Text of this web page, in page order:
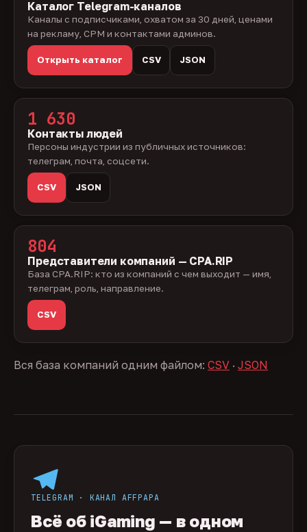
Каталог Telegram-каналов
Каналы с подписчиками, охватом за 30 дней, ценами
на рекламу, CPM и контактами админов.
Открыть каталог CSV JSON
1 630
Контакты людей
Персоны индустрии из публичных источников:
телеграм, почта, соцсети.
CSV JSON
804
Представители компаний — CPA.RIP
База CPA.RIP: кто из компаний с чем выходит — имя,
телеграм, роль, направление.
CSV
Вся база компаний одним файлом: CSV · JSON
TELEGRAM · КАНАЛ AFFPAPA
Всё об iGaming — в одном